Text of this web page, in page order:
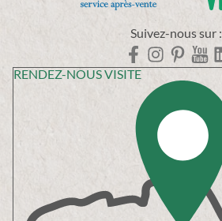
Suivez-nous sur :
RENDEZ-NOUS VISITE